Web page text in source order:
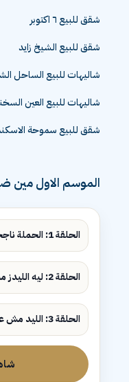
شقق للبيع ٦ اكتوبر
شقق للبيع الشيخ زايد
شاليهات للبيع الساحل
شاليهات للبيع العين
شقق للبيع سموحة
الموسم الاول مين
الحلقة 1: الحملة ناجحة... فين البيع؟
الحلقة 2: ليه الليدز مش بتتحول لمبيعات؟
الحلقة 3: الليد مش عميل